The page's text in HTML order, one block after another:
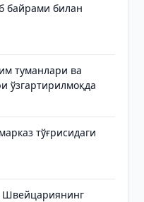
байрами билан
туманлари ва
ўзгартирилмоқда
тўғрисидаги
Швейцариянинг